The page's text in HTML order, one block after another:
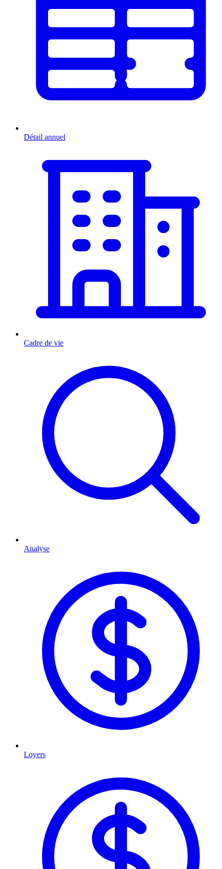
Détail annuel
Cadre de vie
Analyse
Loyers